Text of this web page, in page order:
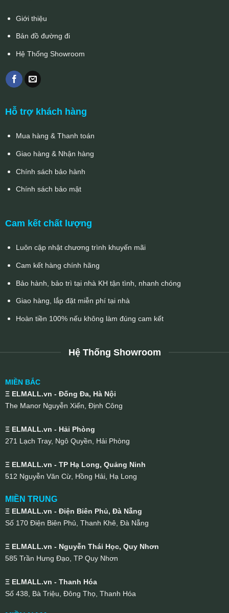
Giới thiệu
Bản đồ đường đi
Hệ Thống Showroom
Hỗ trợ khách hàng
Mua hàng & Thanh toán
Giao hàng & Nhận hàng
Chính sách bảo hành
Chính sách bảo mật
Cam kết chất lượng
Luôn cập nhật chương trình khuyến mãi
Cam kết hàng chính hãng
Bảo hành, bảo trì tại nhà KH tận tình, nhanh chóng
Giao hàng, lắp đặt miễn phí tại nhà
Hoàn tiền 100% nếu không làm đúng cam kết
Hệ Thống Showroom
MIỀN BẮC
Ξ ELMALL.vn - Đống Đa, Hà Nội
The Manor Nguyễn Xiển, Định Công
Ξ ELMALL.vn - Hải Phòng
271 Lạch Tray, Ngô Quyền, Hải Phòng
Ξ ELMALL.vn - TP Hạ Long, Quảng Ninh
512 Nguyễn Văn Cừ, Hồng Hải, Hạ Long
MIỀN TRUNG
Ξ ELMALL.vn - Điện Biên Phủ, Đà Nẵng
Số 170 Điện Biên Phủ, Thanh Khê, Đà Nẵng
Ξ ELMALL.vn - Nguyễn Thái Học, Quy Nhơn
585 Trần Hưng Đạo, TP Quy Nhơn
Ξ ELMALL.vn - Thanh Hóa
Số 438, Bà Triệu, Đông Thọ, Thanh Hóa